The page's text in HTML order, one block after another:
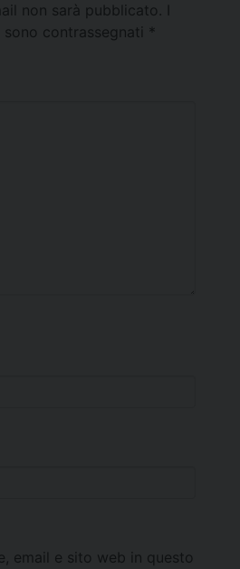
non sarà pubblicato.
contrassegnati *
email e sito web in questo